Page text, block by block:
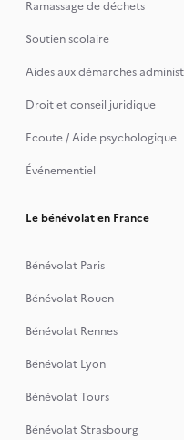
Ramassage de déchets
Soutien scolaire
Aides aux démarches
Droit et conseil juridique
Ecoute / Aide psychologique
Événementiel
Le bénévolat en France
Bénévolat Paris
Bénévolat Rouen
Bénévolat Rennes
Bénévolat Lyon
Bénévolat Tours
Bénévolat Strasbourg